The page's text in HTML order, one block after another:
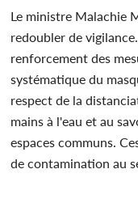
Le ministre Malachie
redoubler de
renforcement des
systématique du
respect de la
mains à l'eau et au
espaces communs.
de contamination au